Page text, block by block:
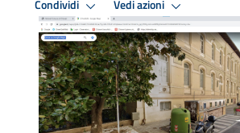
Condividi Vedi azioni